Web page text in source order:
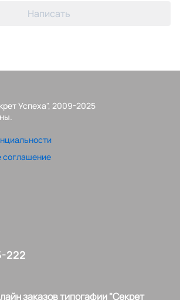
Написать
Успеха", 2009-2025
соглашение
222
заказов типогафии "Секрет